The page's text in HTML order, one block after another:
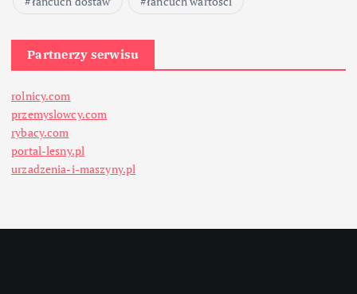
Partnerzy serwisu
rolnicy.com
przemyslowcy.com
rybacy.com
portal-lesny.pl
urzadzenia-i-maszyny.pl